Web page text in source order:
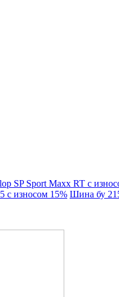
SP Sport Maxx RT с
с износом 15% Шина бу